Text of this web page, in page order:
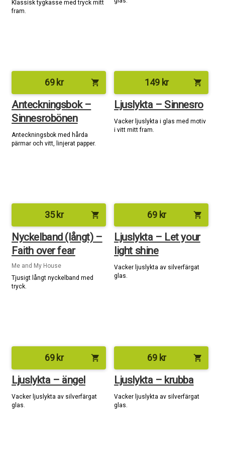
Klassisk tygkasse med tryck mitt
fram.
69kr shopping_cart
Anteckningsbok –
Sinnesrobönen
Anteckningsbok med hårda
pärmar och vitt, linjerat papper.
149 kr shopping_cart
Ljuslykta – Sinnesro
Vacker ljuslykta i glas med motiv
i vitt mitt fram.
35kr shopping_cart
Nyckelband (långt) –
Faith over fear
Me and My House
Tjusigt långt nyckelband med
tryck.
69 kr shopping_cart
Ljuslykta – Let your
light shine
Vacker ljuslykta av silverfärgat
glas.
69kr shopping_cart
Ljuslykta – ängel
Vacker ljuslykta av silverfärgat
glas.
69 kr shopping_cart
Ljuslykta – krubba
Vacker ljuslykta av silverfärgat
glas.